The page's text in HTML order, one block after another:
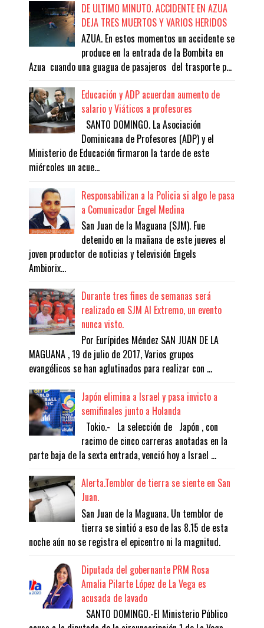
DE ULTIMO MINUTO. ACCIDENTE EN AZUA
DEJA TRES MUERTOS Y VARIOS HERIDOS
AZUA. En estos momentos un accidente se
produce en la entrada de la Bombita en
Azua cuando una guagua de pasajeros del trasporte p...
Educación y ADP acuerdan aumento de
salario y Viáticos a profesores
SANTO DOMINGO. La Asociación
Dominicana de Profesores (ADP) y el
Ministerio de Educación firmaron la tarde de este
miércoles un acue...
Responsabilizan a la Policia si algo le pasa
a Comunicador Engel Medina
San Juan de la Maguana (SJM). Fue
detenido en la mañana de este jueves el
joven productor de noticias y televisión Engels
Ambiorix...
Durante tres fines de semanas será
realizado en SJM Al Extremo, un evento
nunca visto.
Por Eurípides Méndez SAN JUAN DE LA
MAGUANA , 19 de julio de 2017, Varios grupos
evangélicos se han aglutinados para realizar con ...
Japón elimina a Israel y pasa invicto a
semifinales junto a Holanda
Tokio.- La selección de Japón , con
racimo de cinco carreras anotadas en la
parte baja de la sexta entrada, venció hoy a Israel ...
Alerta.Temblor de tierra se siente en San
Juan.
San Juan de la Maguana. Un temblor de
tierra se sintió a eso de las 8.15 de esta
noche aún no se registra el epicentro ni la magnitud.
Diputada del gobernante PRM Rosa
Amalia Pilarte López de La Vega es
acusada de lavado
SANTO DOMINGO.-El Ministerio Público